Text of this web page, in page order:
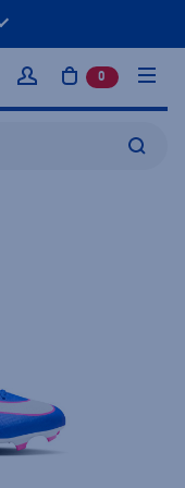
Kirjaudu sisään
0 tuotetta